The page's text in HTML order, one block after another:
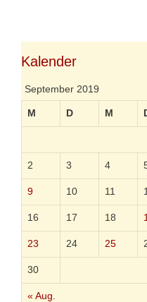
i
u
r
e
i
e
n
Kalender
September 2019
M D M
« Aug.
2 3 4
9 10 11
16 17 18
23 24 25
30